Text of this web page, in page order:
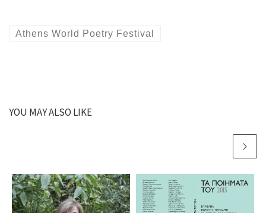
Athens World Poetry Festival
YOU MAY ALSO LIKE